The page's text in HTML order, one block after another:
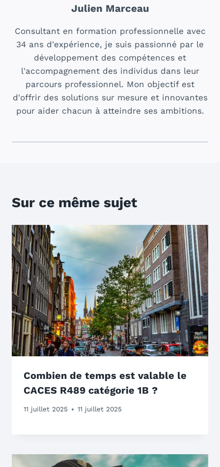
Julien Marceau
Consultant en formation professionnelle avec
34 ans d'expérience, je suis passionné par le
développement des compétences et
l'accompagnement des individus dans leur
parcours professionnel. Mon objectif est
d'offrir des solutions sur mesure et innovantes
pour aider chacun à atteindre ses ambitions.
Sur ce même sujet
Combien de temps est valable le
CACES R489 catégorie 1B ?
11 juillet 2025 11 juillet 2025